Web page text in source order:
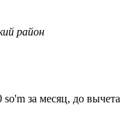
район
so'm за месяц, до вычета